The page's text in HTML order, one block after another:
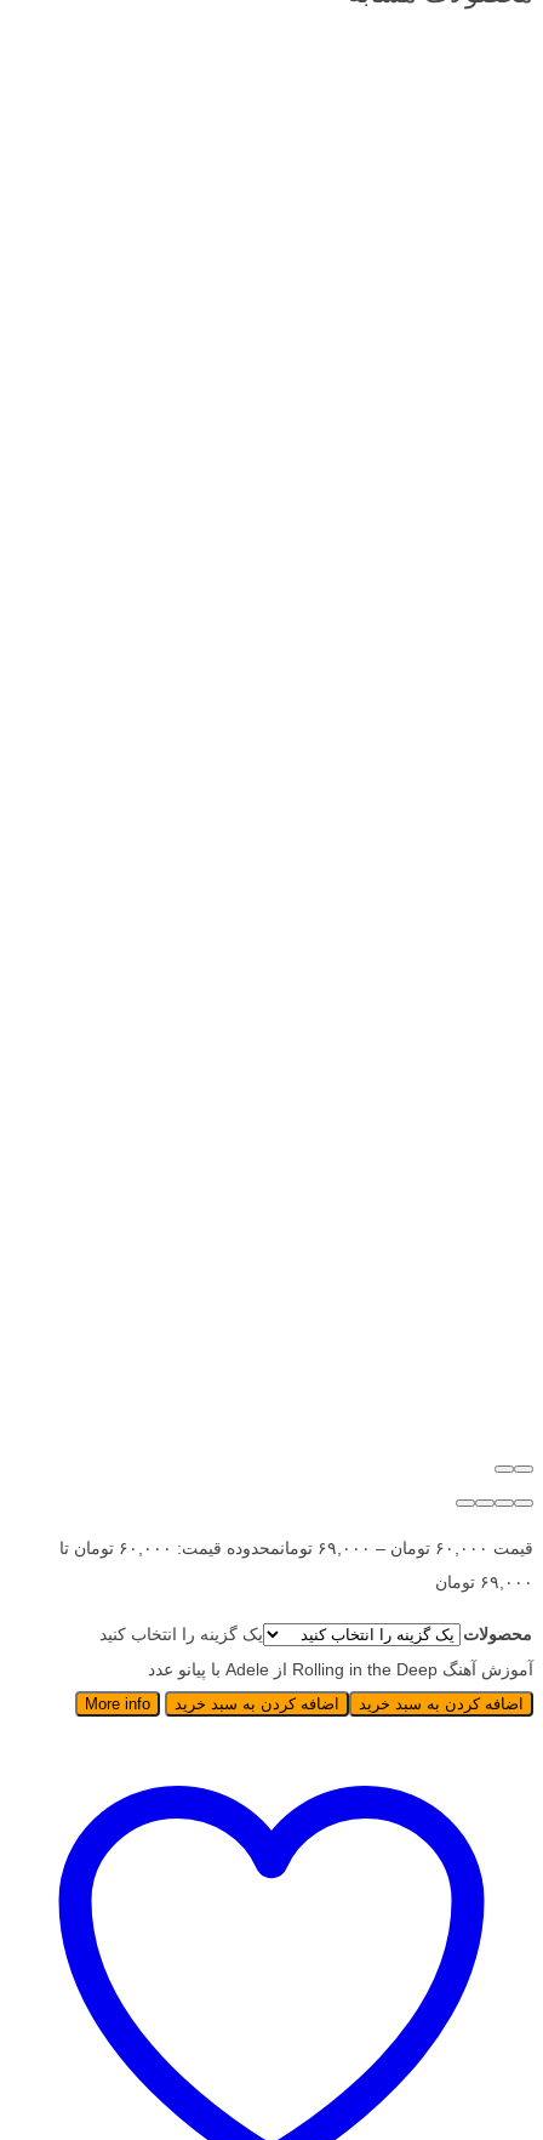
قیمت ۶۰,۰۰۰ تومان – ۶۹,۰۰۰ تومان
محدوده قیمت: ۶۰,۰۰۰ تومان تا
۶۹,۰۰۰ تومان
محصولات
یک گزینه را انتخاب کنید
آموزش آهنگ Rolling in the Deep از Adele با پیانو عدد
اضافه کردن به سبد خرید اضافه کردن به سبد خرید More info